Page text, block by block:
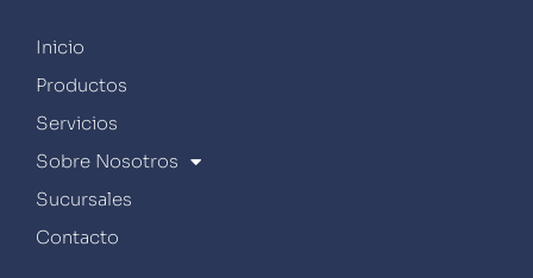
Inicio
Productos
Servicios
Sobre Nosotros
Sucursales
Contacto